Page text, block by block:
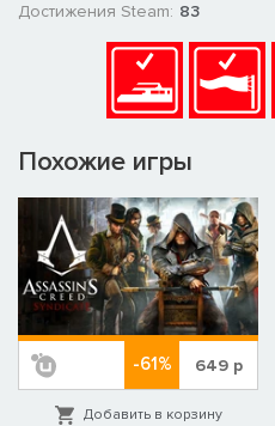
Достижения Steam: 83
Похожие игры
-61% 649р
Добавить в корзину